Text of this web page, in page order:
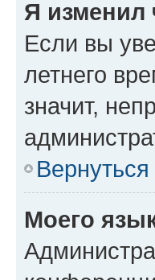
Я изменил
Если вы
летнего
значит,
Моего